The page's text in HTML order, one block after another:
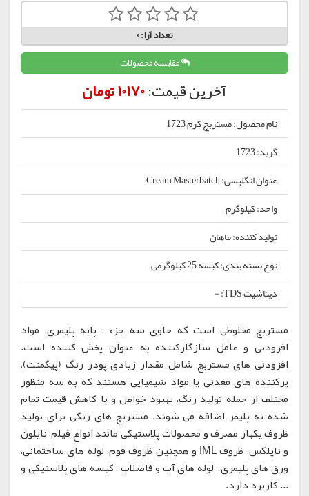
تعداد آرا:0
مقایسه محصولات
آخرین قیمت:10170 تومان
نام محصول: مستربچ کرم 1723
گرید: 1723
عنوان انگلیسی: Cream Masterbatch
واحد: کیلوگرم
تولید کننده: ماهان
نوع بسته بندی: کیسه 25 کیلوگرمی
دیتاشیت TDS: -
مستربچ مخلوطی است که حاوی سه جزء ، پایه پلیمری، مواد
افزودنی و عامل سازگارکننده به عنوان پخش کننده است.
افزودنی های مستربچ شامل مقدار زیادی پودر رنگ (پیگمنت)،
پرکننده های معدنی یا مواد شیمیایی هستند که به سه منظور
مختلف از جمله تولید رنگ، بهبود خواص و یا کاهش قیمت تمام
شده به پلیمر اضافه می شوند. مستربچ های رنگی برای تولید
ظروف یکبار مصرف و محصولات پلاستیکی مانند انواع فیلم، نایلون
و نایلکس، ظروف IML و همچنین ظروف فوم، لوله های ساختمانی،
ورق های پلیمری ، لوله های آب و فاضلاب ، کیسه های پلاستیکی و
... کاربرد دارد.